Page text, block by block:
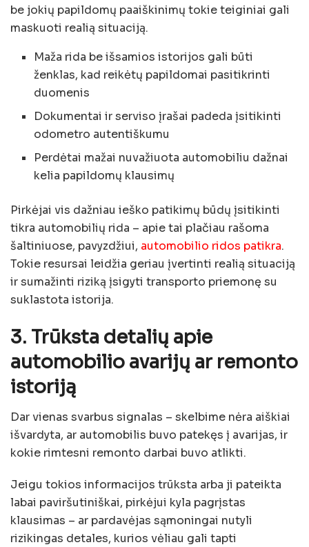
be jokių papildomų paaiškinimų tokie teiginiai gali
maskuoti realią situaciją.
Maža rida be išsamios istorijos gali būti
ženklas, kad reikėtų papildomai pasitikrinti
duomenis
Dokumentai ir serviso įrašai padeda įsitikinti
odometro autentiškumu
Perdėtai mažai nuvažiuota automobiliu dažnai
kelia papildomų klausimų
Pirkėjai vis dažniau ieško patikimų būdų įsitikinti
tikra automobilių rida – apie tai plačiau rašoma
šaltiniuose, pavyzdžiui, automobilio ridos patikra.
Tokie resursai leidžia geriau įvertinti realią situaciją
ir sumažinti riziką įsigyti transporto priemonę su
suklastota istorija.
3. Trūksta detalių apie
automobilio avarijų ar remonto
istoriją
Dar vienas svarbus signalas – skelbime nėra aiškiai
išvardyta, ar automobilis buvo patekęs į avarijas, ir
kokie rimtesni remonto darbai buvo atlikti.
Jeigu tokios informacijos trūksta arba ji pateikta
labai paviršutiniškai, pirkėjui kyla pagrįstas
klausimas – ar pardavėjas sąmoningai nutyli
rizikingas detales, kurios vėliau gali tapti